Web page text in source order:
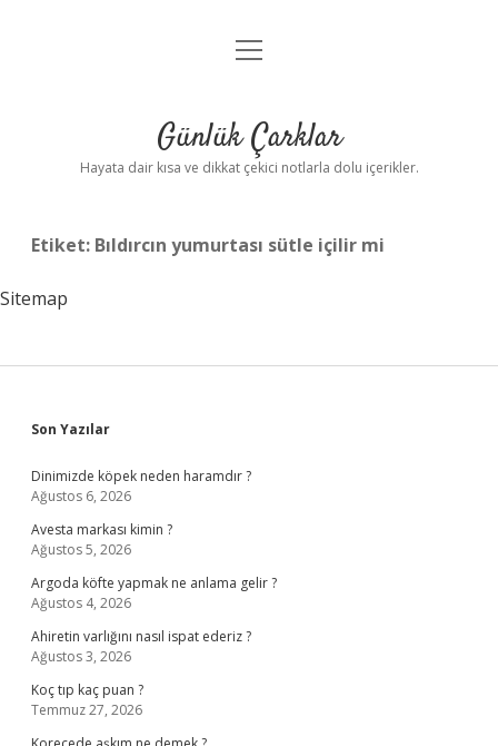
Anasayfa
Yasal Uyarı
menüyü
Günlük Çarklar
Hayata dair kısa ve dikkat çekici notlarla dolu içerikler.
Etiket: Bıldırcın yumurtası sütle içilir mi
Sitemap
Sidebar
Son Yazılar
Dinimizde köpek neden haramdır ?
Ağustos 6, 2026
Avesta markası kimin ?
Ağustos 5, 2026
Argoda köfte yapmak ne anlama gelir ?
Ağustos 4, 2026
Ahiretin varlığını nasıl ispat ederiz ?
Ağustos 3, 2026
Koç tıp kaç puan ?
Temmuz 27, 2026